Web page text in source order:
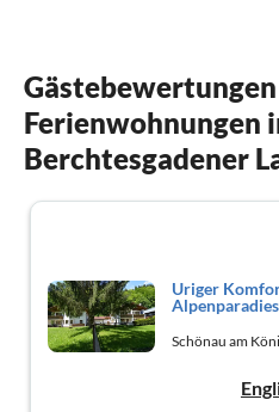
Ferienwohnungen
Berchtesgadener
Uriger
Alpenparadies
Schönau am